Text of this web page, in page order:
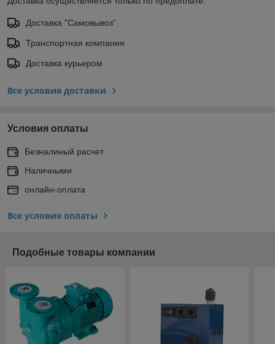
Доставка "Самовывоз"
Транспортная компания
Доставка курьером
Все условия доставки
Условия оплаты
Безналиный расчет
Наличными
онлайн-оплата
Все условия оплаты
Подобные товары компании